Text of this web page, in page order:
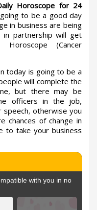
Horoscope for 24
to be a good day
in business are being
in partnership will get
(Cancer
today is going to be a
will complete the
but there may be
officers in the job,
otherwise you
chances of change in
to take your business